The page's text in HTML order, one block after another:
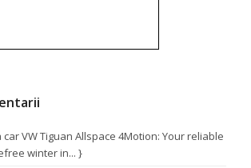
car VW Tiguan Allspace 4Motion: Your reliable
winter in... }